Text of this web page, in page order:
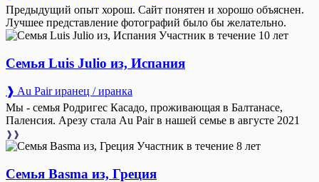
Предыдущий опыт хорош. Сайт понятен и хорошо объяснен.
Лучшее представление фотографий было бы желательно.
Участник в течение 10 лет
Семья Luis Julio из, Испания
❱ Au Pair иранец / иранка
Мы - семья Родригес Касадо, проживающая в Балтанасе,
Паленсия. Арезу стала Au Pair в нашей семье в августе 2021
❱❱
Участник в течение 8 лет
Семья Basma из, Греция